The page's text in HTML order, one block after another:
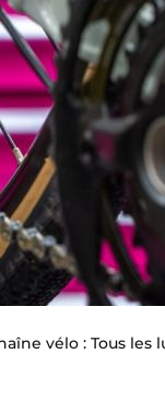
vélo : Tous les